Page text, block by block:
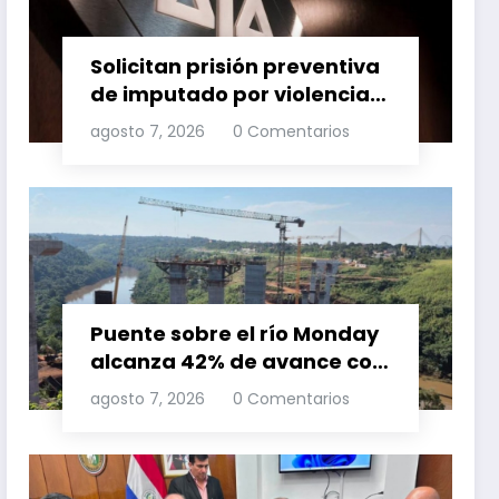
Solicitan prisión preventiva
de imputado por violencia
familia
agosto 7, 2026 0 Comentarios
Puente sobre el río Monday
alcanza 42% de avance con
trabajos continuos
agosto 7, 2026 0 Comentarios